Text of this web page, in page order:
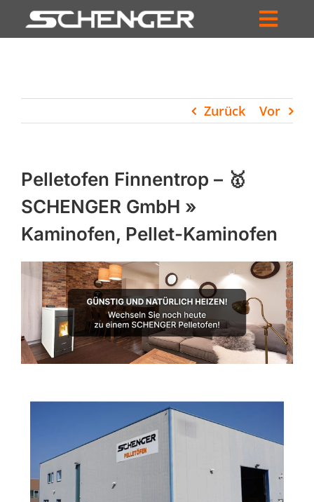
Inhalt
HÄNDLERSUCHE
UNTERNEHMEN
PROFIL
WARENKORB
PRODUCTS
SEARCH
Zurück Vor
Pelletofen Finnentrop – 🥇
SCHENGER GmbH »
Kaminofen, Pellet-Kaminofen